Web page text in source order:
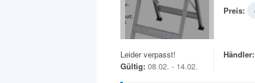
Preis:
Leider verpasst!
Gültig: 08.02. - 14.02.
Händler: